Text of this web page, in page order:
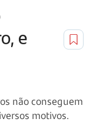
e
não conseguem
motivos.